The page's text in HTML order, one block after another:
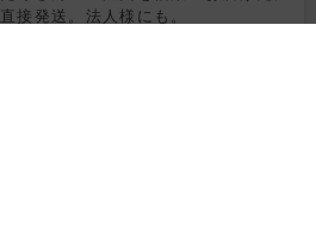
直接発送。法人様にも。